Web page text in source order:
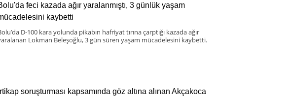
feci kazada ağır yaralanmıştı, 3 günlük yaşam
kaybetti
D-100 kara yolunda pikabın hafriyat tırına çarptığı kazada ağır
Lokman Beleşoğlu, 3 gün süren yaşam mücadelesini kaybetti.
İrtikap soruşturması kapsamında göz altına alınan Akçakoca